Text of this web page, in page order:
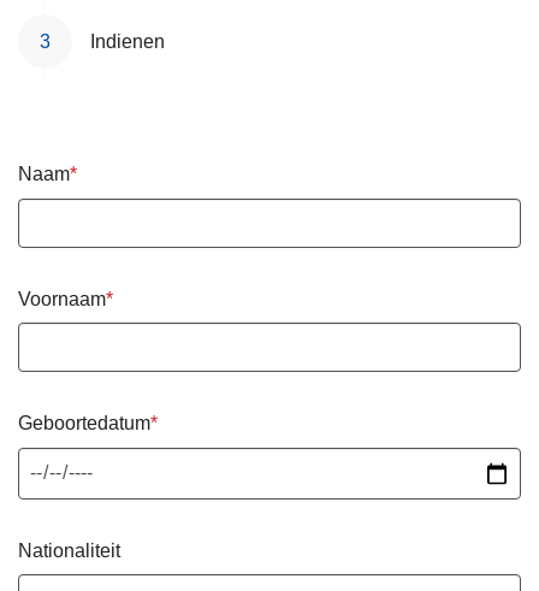
Indienen
Naam
Voornaam
Geboortedatum
Nationaliteit